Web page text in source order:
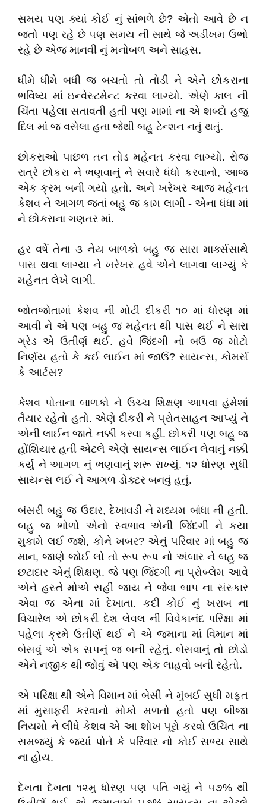
સમય પણ ક્યાં કોઈ નું સાંભળે છે? એતો આવે છે ન
જતો પણ રહે છે પણ સમય ની સાથે જે અડીખમ ઉભો
રહે છે એજ માનવી નું મનોબળ અને સાહસ.
ધીમે ધીમે બધી જ બચતો તો તોડી ને એને છોકરાના
ભવિષ્ય માં ઇન્વેસ્ટમેન્ટ કરવા લાગ્યો. એણે કાલ ની
ચિંતા પહેલા સતાવતી હતી પણ મામાં ના એ શબ્દો હજુ
દિલ માં જ વસેલા હતા જેથી બહુ ટેન્શન નતું થતું.
છોકરાઓ પાછળ તન તોડ મહેનત કરવા લાગ્યો. રોજ
રાત્રે છોકરા ને ભણવાનું ને સવારે ધંધો કરવાનો, આજ
એક ક્રમ બની ગયો હતો. અને ખરેખર આજ મહેનત
કેશવ ને આગળ જતાં બહુ જ કામ લાગી - એના ધંધા માં
ને છોકરાના ગણતર માં.
હર વર્ષે તેના ૩ નેય બાળકો બહુ જ સારા માર્ક્સસાથે
પાસ થવા લાગ્યા ને ખરેખર હવે એને લાગવા લાગ્યું કે
મહેનત લેખે લાગી.
જોતજોતામાં કેશવ ની મોટી દીકરી ૧૦ માં ધોરણ માં
આવી ને એ પણ બહુ જ મહેનત થી પાસ થઈ ને સારા
ગ્રેડ એ ઉતીર્ણ થઈ. હવે જિંદગી નો બઉ જ મોટો
નિર્ણય હતો કે કઈ લાઈન માં જાઉં? સાયન્સ, કોમર્સ
કે આર્ટસ?
કેશવ પોતાના બાળકો ને ઉચ્ચ શિક્ષણ આપવા હંમેશાં
તૈયાર રહેતો હતો. એણે દીકરી ને પ્રોતસાહન આપ્યું ને
એની લાઈન જાતે નક્કી કરવા કહી. છોકરી પણ બહુ જ
હોંશિયાર હતી એટલે એણે સાયન્સ લાઈન લેવાનું નક્કી
કર્યું ને આગળ નું ભણવાનું શરૂ રાખ્યું. ૧૨ ધોરણ સુધી
સાયન્સ લઈ ને આગળ ડોક્ટર બનવું હતું.
બંસરી બહુ જ ઉદાર, દેખાવડી ને મધ્યમ બાંધા ની હતી.
બહુ જ ભોળો એનો સ્વભાવ એની જિંદગી ને કયા
મુકામે લઈ જશે, કોને ખબર? એનું પરિવાર માં બહુ જ
માન, જાણે જોઈ લો તો રૂપ રૂપ નો અંબાર ને બહુ જ
છટાદાર એનું શિક્ષણ. જે પણ જિંદગી ના પ્રોબ્લેમ આવે
એને હસ્તે મોએ સહી જાય ને જેવા બાપ ના સંસ્કાર
એવા જ એના માં દેખાતા. કદી કોઈ નું ખરાબ ના
વિચારેલ એ છોકરી દેશ લેવલ ની વિવેકાનંદ પરિક્ષા માં
પહેલા ક્રમે ઉતીર્ણ થઈ ને એ જમાના માં વિમાન માં
બેસવું એ એક સપનું જ બની રહેતું. બેસવાનું તો છોડો
એને નજીક થી જોવું એ પણ એક લાહવો બની રહેતો.
એ પરિક્ષા થી એને વિમાન માં બેસી ને મુંબઈ સુધી મફત
માં મુસાફરી કરવાનો મોકો મળતો હતો પણ બીજા
નિયમો ને લીધે કેશવ એ આ શોખ પૂરો કરવો ઉચિત ના
સમજ્યું કે જ્યાં પોતે કે પરિવાર નો કોઈ સભ્ય સાથે
ના હોય.
દેખતા દેખતા ૧૨મુ ધોરણ પણ પતિ ગયું ને ૫૭% થી